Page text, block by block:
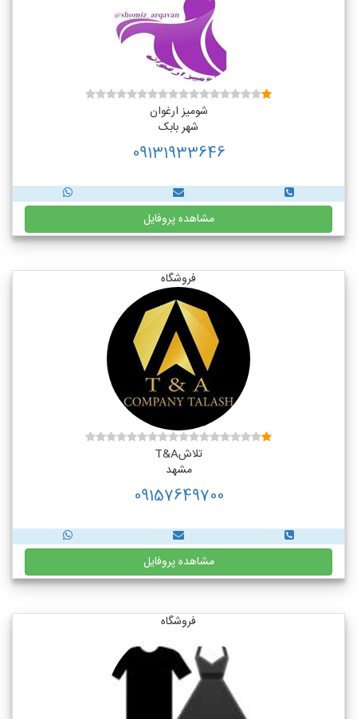
شومیز ارغوان
شهر بابک
09131933646
مشاهده پروفایل
فروشگاه
تلاشT&A
مشهد
09157649700
مشاهده پروفایل
فروشگاه